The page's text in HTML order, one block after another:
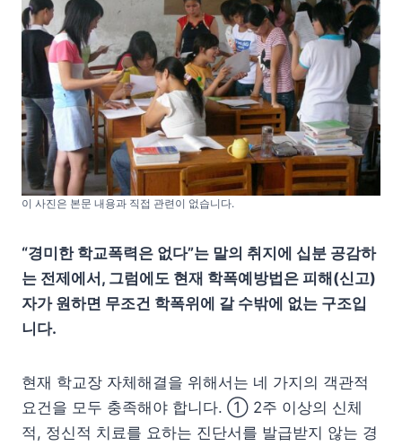
이 사진은 본문 내용과 직접 관련이 없습니다.
“경미한 학교폭력은 없다”는 말의 취지에 십분 공감하
는 전제에서, 그럼에도 현재 학폭예방법은 피해(신고)
자가 원하면 무조건 학폭위에 갈 수밖에 없는 구조입
니다.
현재 학교장 자체해결을 위해서는 네 가지의 객관적
요건을 모두 충족해야 합니다. ① 2주 이상의 신체
적, 정신적 치료를 요하는 진단서를 발급받지 않는 경